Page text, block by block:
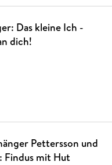
Das kleine Ich -
dich!
Pettersson und
Findus mit Hut